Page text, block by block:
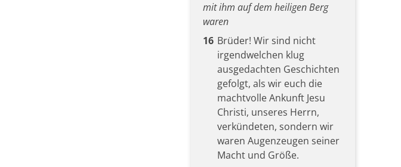
mit ihm auf dem heiligen Berg
waren
16 Brüder! Wir sind nicht
irgendwelchen klug
ausgedachten Geschichten
gefolgt, als wir euch die
machtvolle Ankunft Jesu
Christi, unseres Herrn,
verkündeten, sondern wir
waren Augenzeugen seiner
Macht und Größe.